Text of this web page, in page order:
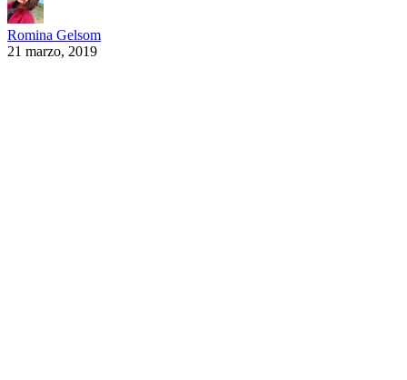
Romina Gelsom
21 marzo, 2019